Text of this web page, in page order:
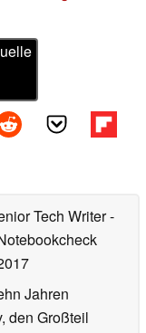
Tech Writer-
Jahren
den Großteil